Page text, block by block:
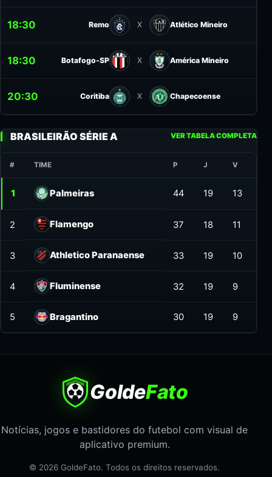
18:30 Remo X Atlético Mineiro
18:30 Botafogo-SP X América Mineiro
20:30 Coritiba X Chapecoense
BRASILEIRÃO SÉRIE A VER TABELA COMPLETA
# TIME P J V
1 Palmeiras 44 19 13
2 Flamengo 37 18 11
3 Athletico Paranaense 33 19 10
4 Fluminense 32 19 9
5 Bragantino 30 19 9
GoldeFato
Notícias, jogos e bastidores do futebol com visual de
aplicativo premium.
© 2026 GoldeFato. Todos os direitos reservados.